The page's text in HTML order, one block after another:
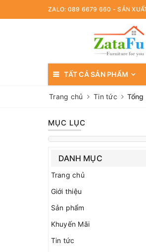
ZALO: 089 6679 660 - SẢN
TẤT CẢ SẢN PHẨM
Trang chủ Tin tức
MỤC LỤC
DANH MỤC
Trang chủ
Giới thiệu
Sản phẩm
Khuyến Mãi
Tin tức